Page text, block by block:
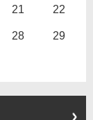
21 22
28 29